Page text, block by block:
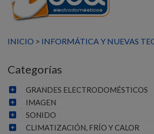
INICIO > INFORMÁTICA Y NUEVAS
Categorías
GRANDES ELECTRODOMÉSTICOS
IMAGEN
SONIDO
CLIMATIZACIÓN, FRÍO Y CALOR